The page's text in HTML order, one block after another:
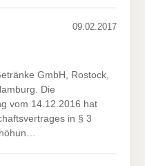
09.02.2017
GmbH, Rostock,
Die
vom 14.12.2016 hat
in § 3